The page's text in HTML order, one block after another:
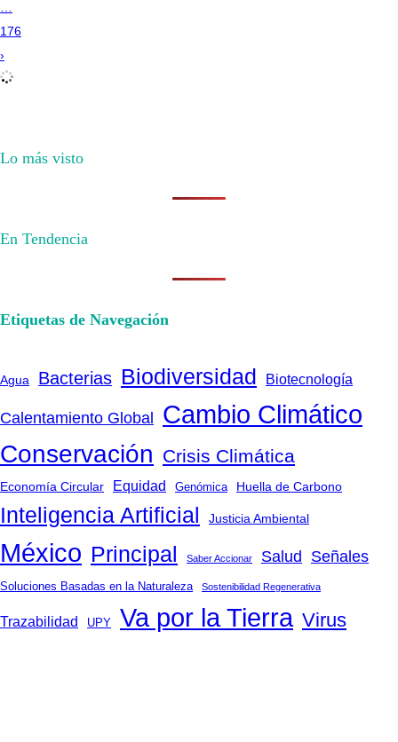
176
›
Lo más visto
En Tendencia
Etiquetas de Navegación
Agua Bacterias Biodiversidad Biotecnología
Calentamiento Global Cambio Climático
Conservación Crisis Climática
Economía Circular Equidad Genómica Huella de Carbono
Inteligencia Artificial Justicia Ambiental
México Principal Saber Accionar Salud Señales
Soluciones Basadas en la Naturaleza Sostenibilidad Regenerativa
Trazabilidad UPY Va por la Tierra Virus